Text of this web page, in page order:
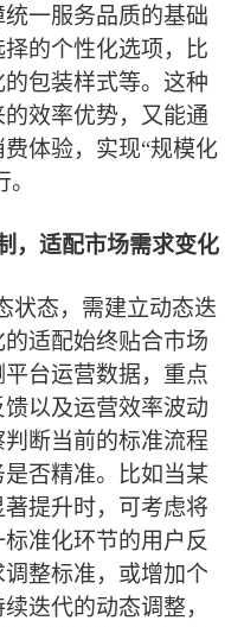
一服务品质的基础
择的个性化选项，比
包装样式等。这种
效率优势，又能通
体验，实现“规模化
，适配市场需求变化
状态，需建立动态迭
适配始终贴合市场
台运营数据，重点
以及运营效率波动
断当前的标准流程
否精准。比如当某
提升时，可考虑将
准化环节的用户反
整标准，或增加个
迭代的动态调整，